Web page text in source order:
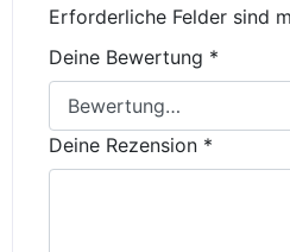
Erforderliche Felder sind
Deine Bewertung *
Deine Rezension *